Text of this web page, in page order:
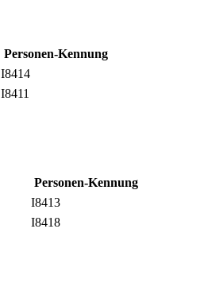
Personen-Kennung
I8414
I8411
Personen-Kennung
I8413
I8418